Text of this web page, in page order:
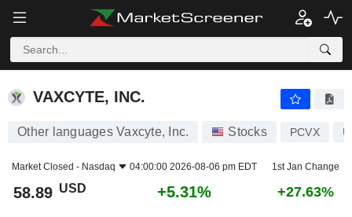
VAXCYTE, INC.
VAXCYTE, INC.
Other languages Vaxcyte, Inc. Stocks PCVX
Market Closed - Nasdaq 04:00:00 2026-08-06 pm EDT 1st Jan Change
58.89 USD +5.31% +27.63%